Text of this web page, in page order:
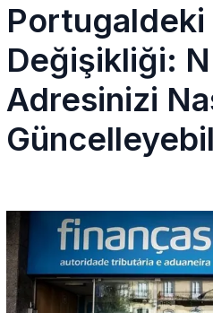
Portugaldeki
Değişikliği:
Adresinizi